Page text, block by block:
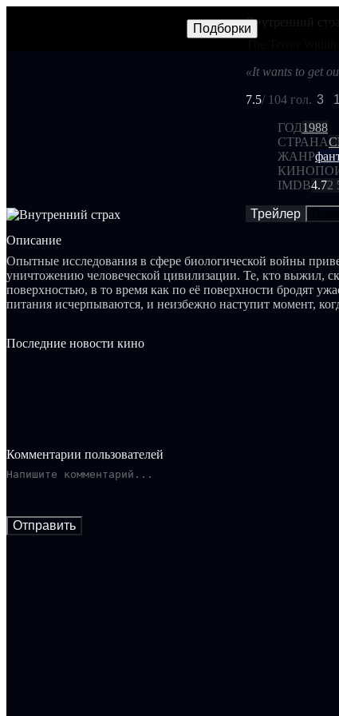
Подборки Frames
Внутренний
«It wants to get
7.5/ 104 гол. 3 1
ГОД1988
СТРАНА
ЖАНР
IMDB4.72
Трейлер
Описание
Опытные исследования в сфере биологической войны
уничтожению человеческой цивилизации. Те, кто выжил,
поверхностью, в то время как по её поверхности бродят
питания исчерпываются, и неизбежно наступит момент,
Последние новости кино
Комментарии пользователей
Отправить